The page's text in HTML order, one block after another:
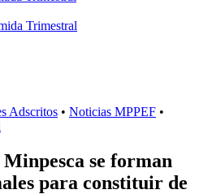
Trimestral
Adscritos • Noticias MPPEF •
se forman
para constituir de